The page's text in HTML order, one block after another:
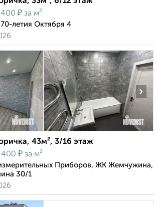
400 ₽ за м²
летия Октября 4
›
43м², 3/16 этаж
400 ₽ за м²
Приборов, ЖК Жемчужина,
30/1